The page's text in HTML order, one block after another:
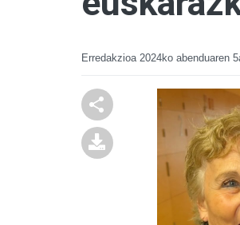
Erredakzioa 2024ko abenduaren